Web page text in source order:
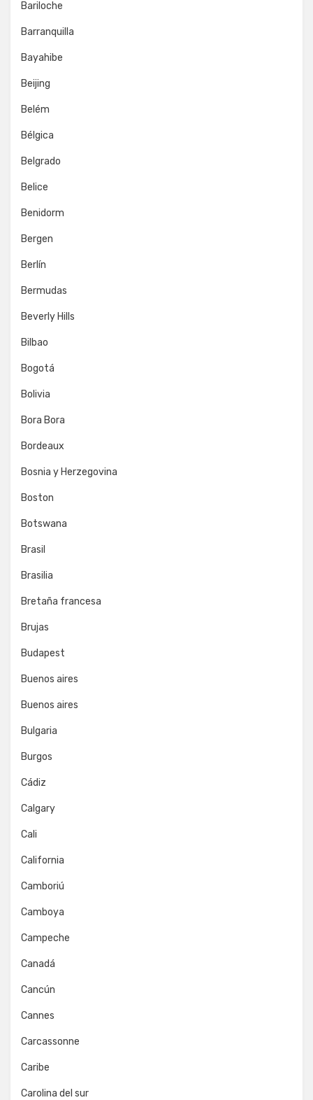
Bariloche
Barranquilla
Bayahibe
Beijing
Belém
Bélgica
Belgrado
Belice
Benidorm
Bergen
Berlín
Bermudas
Beverly Hills
Bilbao
Bogotá
Bolivia
Bora Bora
Bordeaux
Bosnia y Herzegovina
Boston
Botswana
Brasil
Brasilia
Bretaña francesa
Brujas
Budapest
Buenos aires
Buenos aires
Bulgaria
Burgos
Cádiz
Calgary
Cali
California
Camboriú
Camboya
Campeche
Canadá
Cancún
Cannes
Carcassonne
Caribe
Carolina del sur